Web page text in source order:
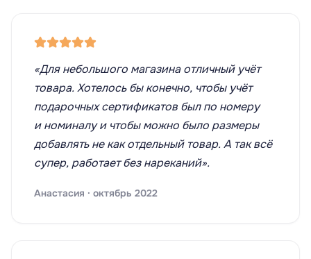
«Для небольшого магазина отличный учёт
товара. Хотелось бы конечно, чтобы учёт
подарочных сертификатов был по номеру
и номиналу и чтобы можно было размеры
добавлять не как отдельный товар. А так всё
супер, работает без нареканий».
Анастасия · октябрь 2022